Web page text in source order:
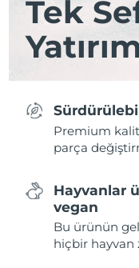
Tek
Premium
parça
Hayvanlar
vegan
Bu ürünün
hiçbir hayvan